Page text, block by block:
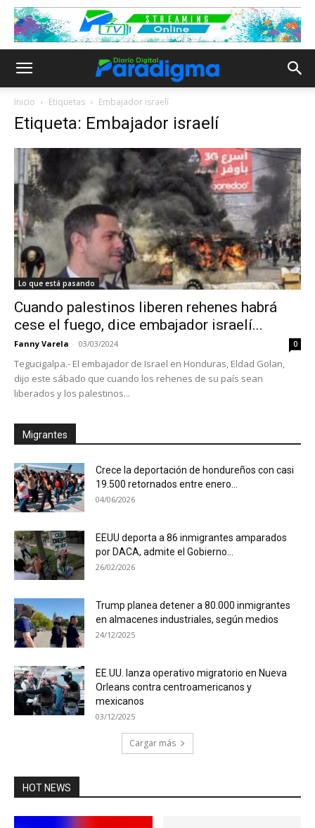
Inicio Etiquetas Embajador israelí
Etiqueta: Embajador israelí
Lo que está pasando
Cuando palestinos liberen rehenes habrá
cese el fuego, dice embajador israelí...
Fanny Varela - 03/03/2024 0
Tegucigalpa.- El embajador de Israel en Honduras, Eldad Golan,
dijo este sábado que cuando los rehenes de su país sean
liberados y los palestinos...
Migrantes
Crece la deportación de hondureños con casi
19.500 retornados entre enero...
04/06/2026
EEUU deporta a 86 inmigrantes amparados
por DACA, admite el Gobierno...
26/02/2026
Trump planea detener a 80.000 inmigrantes
en almacenes industriales, según medios
24/12/2025
EE.UU. lanza operativo migratorio en Nueva
Orleans contra centroamericanos y
mexicanos
03/12/2025
Cargar más
HOT NEWS